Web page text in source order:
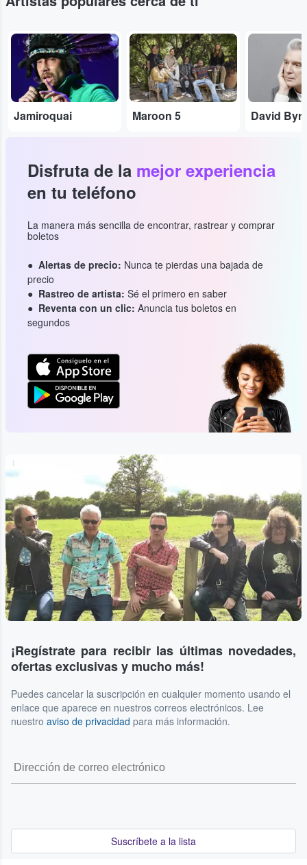
...
Jamiroquai
...
Maroon 5
...
David
Disfruta de la mejor experiencia
en tu teléfono
La manera más sencilla de encontrar, rastrear y comprar
boletos
Alertas de precio: Nunca te pierdas una bajada de
precio
Rastreo de artista: Sé el primero en saber
Reventa con un clic: Anuncia tus boletos en
segundos
...
¡Regístrate para recibir las últimas novedades,
ofertas exclusivas y mucho más!
Puedes cancelar la suscripción en cualquier momento usando el
enlace que aparece en nuestros correos electrónicos. Lee
nuestro aviso de privacidad para más información.
Suscríbete a la lista